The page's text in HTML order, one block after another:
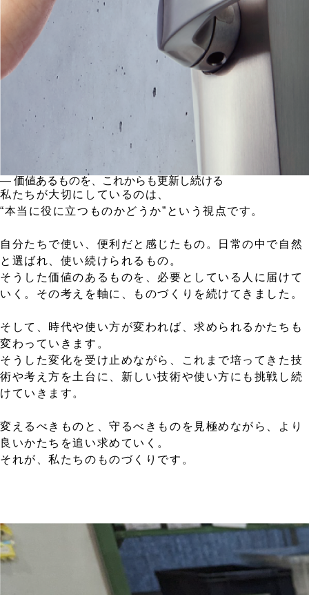
― 価値あるものを、これからも更新し続ける
私たちが大切にしているのは、
“本当に役に立つものかどうか”という視点です。
自分たちで使い、便利だと感じたもの。日常の中で自然
と選ばれ、使い続けられるもの。
そうした価値のあるものを、必要としている人に届けて
いく。その考えを軸に、ものづくりを続けてきました。
そして、時代や使い方が変われば、求められるかたちも
変わっていきます。
そうした変化を受け止めながら、これまで培ってきた技
術や考え方を土台に、新しい技術や使い方にも挑戦し続
けていきます。
変えるべきものと、守るべきものを見極めながら、より
良いかたちを追い求めていく。
それが、私たちのものづくりです。